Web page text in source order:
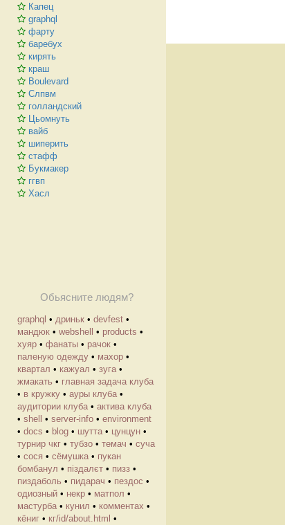
Капец
graphql
фарту
баребух
кирять
краш
Boulevard
Слпвм
голландский
Цьомнуть
вайб
шиперить
стафф
Букмакер
ггвп
Хасл
Обьясните людям?
graphql • дриньк • devfest •
мандюк • webshell • products •
хуяр • фанаты • рачок •
паленую одежду • махор •
квартал • кажуал • зуга •
жмакать • главная задача клуба
• в кружку • ауры клуба •
аудитории клуба • актива клуба
• shell • server-info • environment
• docs • blog • шутта • цунцун •
турнир чкг • тубзо • темач • суча
• сося • сёмушка • пукан
бомбанул • піздалєт • пизз •
пиздаболь • пидарач • пездос •
одиозный • некр • матпол •
мастурба • кунил • комментах •
кёниг • кг/id/about.html •